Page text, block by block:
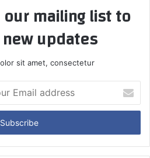
mailing list to
updates!
sit amet, consectetur.
your
Email